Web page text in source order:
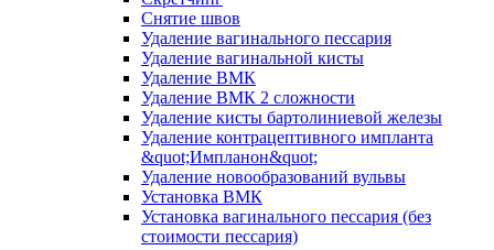
Снятие швов
Удаление вагинального пессария
Удаление вагинальной кисты
Удаление ВМК
Удаление ВМК 2 сложности
Удаление кисты бартолиниевой железы
Удаление контрацептивного импланта
&quot;Импланон&quot;
Удаление новообразований вульвы
Установка ВМК
Установка вагинального пессария (без
стоимости пессария)